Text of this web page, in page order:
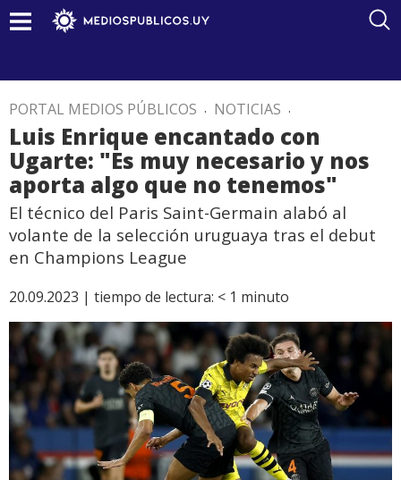
PORTAL MEDIOS PÚBLICOS . NOTICIAS .
Luis Enrique encantado con
Ugarte: "Es muy necesario y nos
aporta algo que no tenemos"
El técnico del Paris Saint-Germain alabó al
volante de la selección uruguaya tras el debut
en Champions League
20.09.2023 | tiempo de lectura: < 1 minuto